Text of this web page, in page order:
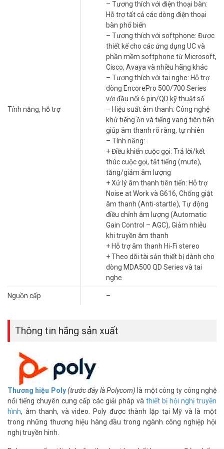
+ Điện thoại bàn truyền thống và phần mềm softphone trên PC
+ Tai nghe Plantronics Quick Disconnect (QD) (không bao gồm
– Tương thích với điện thoại bàn: Hỗ trợ tất cả các dòng điện thoại
– Tương thích với softphone: Được thiết kế cho các ứng dụng UC và
phần mềm softphone từ Microsoft, Cisco, Avaya và nhiều hãng
– Tương thích với tai nghe: Hỗ trợ dòng EncorePro 500/700 Series
với đầu nối 6 pin/QD kỹ thuật số
– Hiệu suất âm thanh: Công nghệ khử tiếng ồn và tiếng vang tiên
tiến giúp âm thanh rõ ràng, tự nhiên
+ Điều khiển cuộc gọi: Trả lời/kết thúc cuộc gọi, tắt tiếng (mute),
+ Xử lý âm thanh tiên tiến: Hỗ trợ Noise at Work và G616, Chống
giật âm thanh (Anti-startle), Tự động điều chỉnh âm lượng
(Automatic Gain Control – AGC), Giảm nhiễu khi truyền âm thanh
+ Theo dõi tài sản thiết bị dành cho dòng MDA500 QD Series và tai
– Xuất xứ thương hiệu: Mỹ (USA)
Đặt mua hàng Online ngay hôm nay để được hỗ trợ giá tốt nhất.
Facebook Vuhoangtelecom
Tính năng, hỗ trợ
– Tương thích với điện thoại bàn:
Hỗ trợ tất cả các dòng điện thoại
bàn phổ biến
– Tương thích với softphone: Được
thiết kế cho các ứng dụng UC và
phần mềm softphone từ Microsoft,
Cisco, Avaya và nhiều hãng khác
– Tương thích với tai nghe: Hỗ trợ
dòng EncorePro 500/700 Series
với đầu nối 6 pin/QD kỹ thuật số
– Hiệu suất âm thanh: Công nghệ
khử tiếng ồn và tiếng vang tiên tiến
giúp âm thanh rõ ràng, tự nhiên
– Tính năng:
+ Điều khiển cuộc gọi: Trả lời/kết
thúc cuộc gọi, tắt tiếng (mute),
tăng/giảm âm lượng
+ Xử lý âm thanh tiên tiến: Hỗ trợ
Noise at Work và G616, Chống giật
âm thanh (Anti-startle), Tự động
điều chỉnh âm lượng (Automatic
Gain Control – AGC), Giảm nhiễu
khi truyền âm thanh
+ Hỗ trợ âm thanh Hi-Fi stereo
+ Theo dõi tài sản thiết bị dành cho
dòng MDA500 QD Series và tai
nghe
Nguồn cấp –
Thông tin hãng sản xuất
Thương hiệu Poly (trước đây là Polycom) là một công ty công nghệ
nổi tiếng chuyên cung cấp các giải pháp và thiết bị hội nghị truyền
hình, âm thanh, và video. Poly được thành lập tại Mỹ và là một
trong những thương hiệu hàng đầu trong ngành công nghiệp hội
nghị truyền hình.